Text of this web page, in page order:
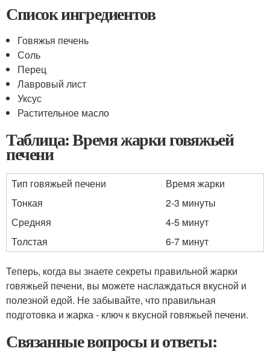
Список ингредиентов
Говяжья печень
Соль
Перец
Лавровый лист
Уксус
Растительное масло
Таблица: Время жарки говяжьей
печени
Тип говяжьей печени
Время жарки
Тонкая
2-3 минуты
Средняя
4-5 минут
Толстая
6-7 минут
Теперь, когда вы знаете секреты правильной жарки
говяжьей печени, вы можете наслаждаться вкусной и
полезной едой. Не забывайте, что правильная
подготовка и жарка - ключ к вкусной говяжьей печени.
Связанные вопросы и ответы: